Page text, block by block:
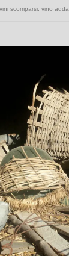
vini scomparsi vino adda